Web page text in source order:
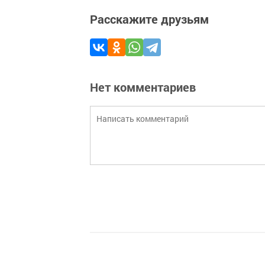
Расскажите друзьям
Нет комментариев